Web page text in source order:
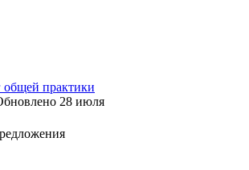
общей практики
28 июля